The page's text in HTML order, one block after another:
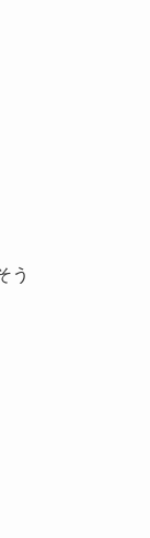
う